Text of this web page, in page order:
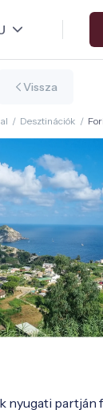
Vissza
/ Desztinációk /
nyugati partján